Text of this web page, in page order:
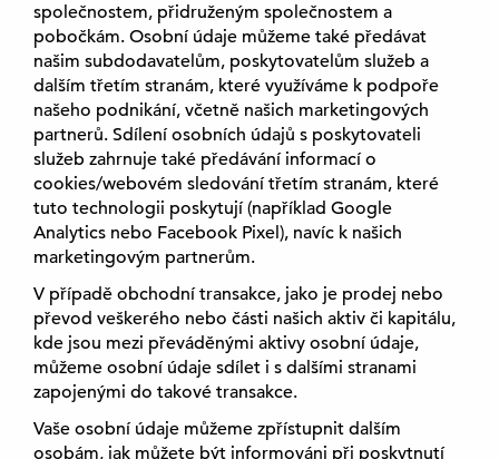
společnostem, přidruženým společnostem a
pobočkám. Osobní údaje můžeme také předávat
našim subdodavatelům, poskytovatelům služeb a
dalším třetím stranám, které využíváme k podpoře
našeho podnikání, včetně našich marketingových
partnerů. Sdílení osobních údajů s poskytovateli
služeb zahrnuje také předávání informací o
cookies/webovém sledování třetím stranám, které
tuto technologii poskytují (například Google
Analytics nebo Facebook Pixel), navíc k našich
marketingovým partnerům.
V případě obchodní transakce, jako je prodej nebo
převod veškerého nebo části našich aktiv či kapitálu,
kde jsou mezi převáděnými aktivy osobní údaje,
můžeme osobní údaje sdílet i s dalšími stranami
zapojenými do takové transakce.
Vaše osobní údaje můžeme zpřístupnit dalším
osobám, jak můžete být informováni při poskytnutí